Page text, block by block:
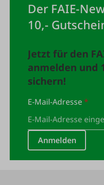
Der FAIE-
10,-
Jetzt für den
anmelden und
sichern!
E-Mail-Adresse*
Anmelden